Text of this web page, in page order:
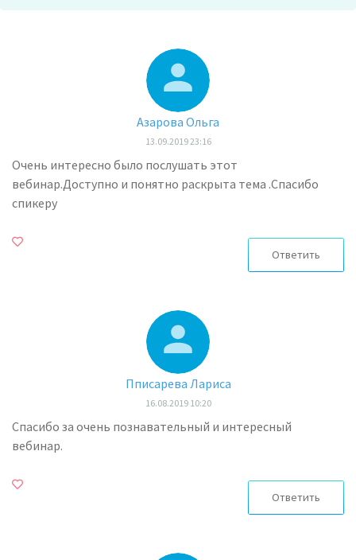
Азарова Ольга
13.09.2019 23:16
Очень интересно было послушать этот
вебинар.Доступно и понятно раскрыта тема .Спасибо
спикеру
Ответить
Пписарева Лариса
16.08.2019 10:20
Спасибо за очень познавательный и интересный
вебинар.
Ответить